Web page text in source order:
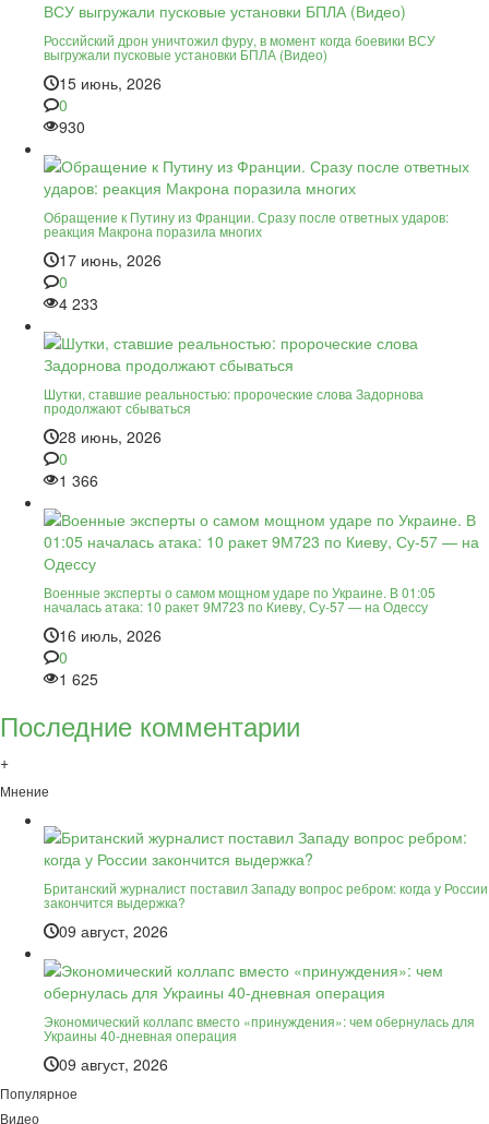
Российский дрон уничтожил фуру, в момент когда боевики ВСУ
выгружали пусковые установки БПЛА (Видео)
15 июнь, 2026
0
930
Обращение к Путину из Франции. Сразу после ответных ударов:
реакция Макрона поразила многих
17 июнь, 2026
0
4 233
Шутки, ставшие реальностью: пророческие слова Задорнова
продолжают сбываться
28 июнь, 2026
0
1 366
Военные эксперты о самом мощном ударе по Украине. В 01:05
началась атака: 10 ракет 9М723 по Киеву, Су-57 — на Одессу
16 июль, 2026
0
1 625
Последние комментарии
+
Мнение
Британский журналист поставил Западу вопрос ребром: когда у России
закончится выдержка?
09 август, 2026
Экономический коллапс вместо «принуждения»: чем обернулась для
Украины 40-дневная операция
09 август, 2026
Популярное
Видео